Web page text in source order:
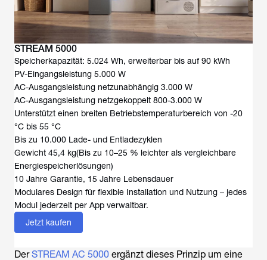
STREAM 5000
Speicherkapazität: 5.024 Wh, erweiterbar bis auf 90 kWh
PV-Eingangsleistung 5.000 W
AC-Ausgangsleistung netzunabhängig 3.000 W
AC-Ausgangsleistung netzgekoppelt 800-3.000 W
Unterstützt einen breiten Betriebstemperaturbereich von -20
°C bis 55 °C
Bis zu 10.000 Lade- und Entladezyklen
Gewicht 45,4 kg(Bis zu 10–25 % leichter als vergleichbare
Energiespeicherlösungen)
10 Jahre Garantie, 15 Jahre Lebensdauer
Modulares Design für flexible Installation und Nutzung – jedes
Modul jederzeit per App verwaltbar.
Jetzt kaufen
DerSTREAM AC 5000 ergänzt dieses Prinzip um eine